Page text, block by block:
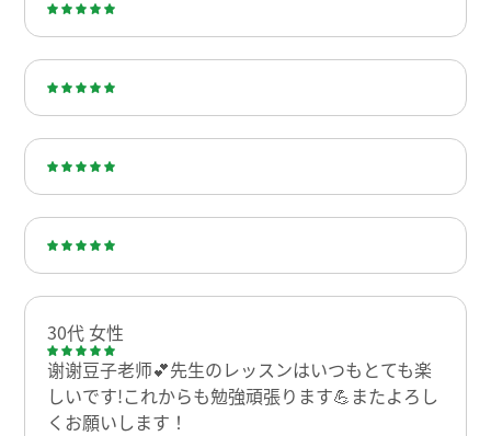
30代 女性
谢谢豆子老师💕先生のレッスンはいつもとても楽
しいです!これからも勉強頑張ります💪またよろし
くお願いします！